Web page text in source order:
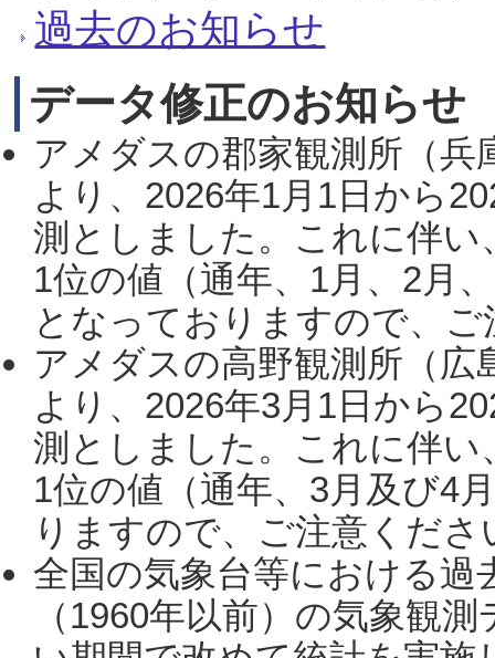
過去のお知らせ
データ修正のお知らせ
アメダスの郡家観測所（
より、2026年1月1日から
測としました。これに伴い
1位の値（通年、1月、2月
となっておりますので、
アメダスの高野観測所（
より、2026年3月1日から
測としました。これに伴い
1位の値（通年、3月及び4
りますので、ご注意くだ
全国の気象台等における過
（1960年以前）の気象観